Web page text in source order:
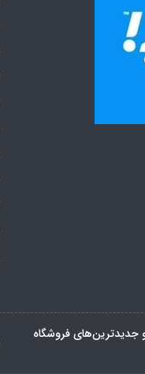
جدیدترین‌های فروشگاه